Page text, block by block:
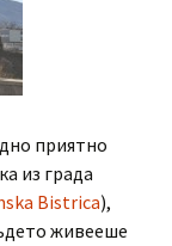
приятно
из града
Bistrica),
живееше